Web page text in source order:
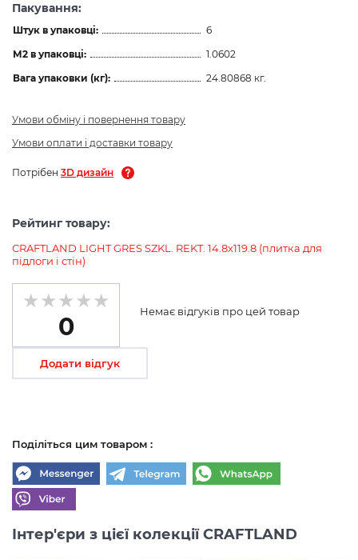
Пакування:
Штук в упаковці:
6
М2 в упаковці:
1.0602
Вага упаковки (кг):
24.80868 кг.
Умови обміну і повернення товару
Умови оплати і доставки товару
Потрібен 3D дизайн
Рейтинг товару:
CRAFTLAND LIGHT GRES SZKL. REKT. 14.8х119.8 (плитка для
підлоги і стін)
0
Немає відгуків про цей товар
Додати відгук
Поділіться цим товаром :
Інтер'єри з цієї колекції CRAFTLAND